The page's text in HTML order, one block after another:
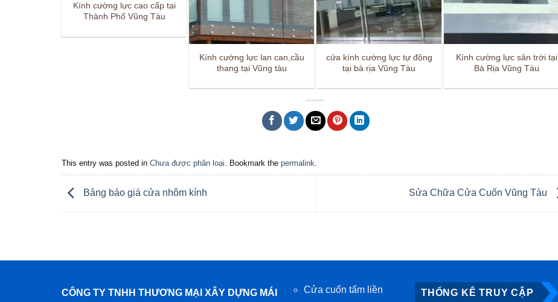
Kính cường lực cao cấp tại
Thành Phố Vũng Tàu
Kính cường lực lan can,cầu
thang tại Vũng tàu
cửa kính cường lực tự động
tại bà rịa Vũng Tàu
Kính cường lực sân trời tại
Bà Rịa Vũng Tàu
This entry was posted in Chưa được phân loại . Bookmark the permalink
Bảng báo giá cửa nhôm kính Sửa Chữa Cửa Cuốn Vũng Tàu
CÔNG TY TNHH THƯƠNG MẠI XÂY DỰNG MÁI Cửa cuốn tấm liền THỐNG KÊ TRUY CẬP